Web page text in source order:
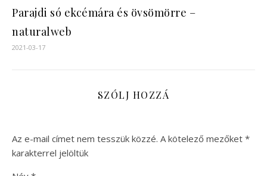
Parajdi só ekcémára és övsömörre –
naturalweb
2021-03-17
SZÓLJ HOZZÁ
Az e-mail címet nem tesszük közzé. A kötelező mezőket *
karakterrel jelöltük